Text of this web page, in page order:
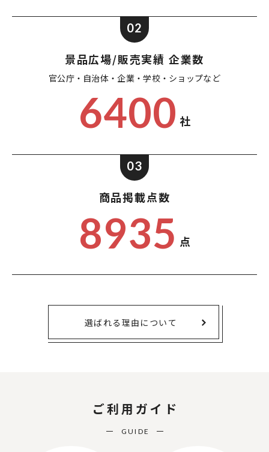
02
景品広場/販売実績 企業数
官公庁・自治体・企業・学校・ショップなど
6400 社
03
商品掲載点数
8935 点
選ばれる理由について
ご利用ガイド
GUIDE